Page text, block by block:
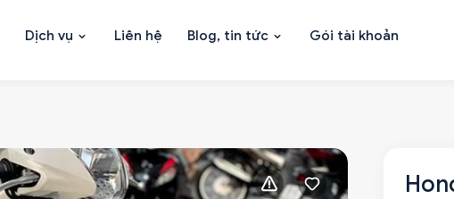
Dịch vụ Liên hệ Blog, tin tức Gói tài khoản